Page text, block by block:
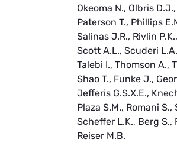
Okeoma N., Olbris
Paterson T., Phillips
Salinas J.R., Rivlin
Scott A.L., Scuderi
Talebi I., Thomson A.,
Shao T., Funke J.,
Jefferis G.S.X.E.,
Plaza S.M., Romani S.,
Scheffer L.K., Berg S.,
Reiser M.B.